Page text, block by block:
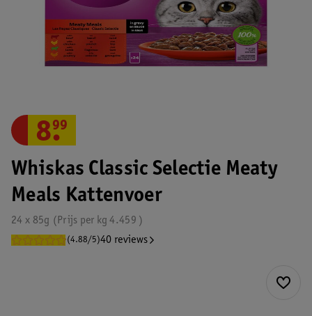
Whiskas Classic Selectie Meaty
Meals Kattenvoer
24 x 85g 4.459
Prijs per kg
(4.88/5)40 reviews
8.
99